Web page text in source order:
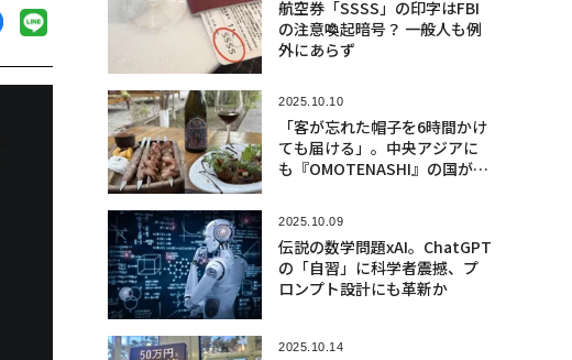
航空券「SSSS」の印字はFBI
の注意喚起暗号？ 一般人も例
外にあらず
2025.10.10
「客が忘れた帽子を6時間かけ
ても届ける」。中央アジアに
も『OMOTENASHI』の国があ
2025.10.09
伝説の数学問題xAI。ChatGPT
の「自習」に科学者震撼、プ
ロンプト設計にも革新か
2025.10.14